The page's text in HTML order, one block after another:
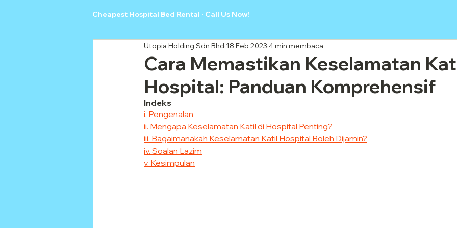
Cheapest Hospital Bed Rental · Call Us Now!
Cara Memastikan Keselamatan
Hospital: Panduan Komprehensif
Utopia Holding Sdn Bhd 18 Feb 2023 4 min membaca
Indeks
i. Pengenalan
ii. Mengapa Keselamatan Katil di Hospital Penting?
iii. Bagaimanakah Keselamatan Katil Hospital Boleh Dijamin?
iv. Soalan Lazim
v. Kesimpulan